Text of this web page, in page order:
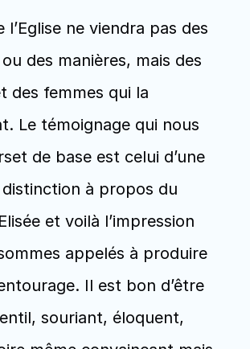
l’Eglise ne viendra pas des
des manières, mais des
des femmes qui la
Le témoignage qui nous
de base est celui d’une
à propos du
et voilà l’impression
appelés à produire
Il est bon d’être
souriant, éloquent,